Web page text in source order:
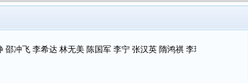
冲飞 李希达 林无美 陈国军 李宁 张汉英 隋鸿祺 李瑛 史可夫 王新